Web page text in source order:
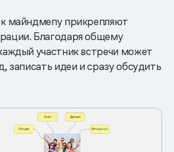
майндмепу прикрепляют
Благодаря общему
участник встречи может
записать идеи и сразу обсудить